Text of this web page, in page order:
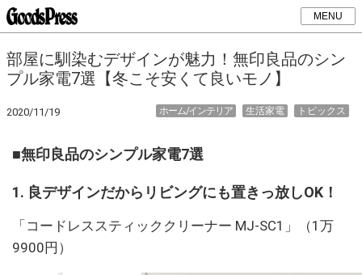
MENU
部屋に馴染むデザインが魅力！無印良品のシン
プル家電7選【冬こそ安くて良いモノ】
2020/11/19 トピックス
生活家電
ホーム/インテリア
■無印良品のシンプル家電7選
1. 良デザインだからリビングにも置きっ放しOK！
「コードレススティッククリーナー MJ-SC1」（1万
9900円）